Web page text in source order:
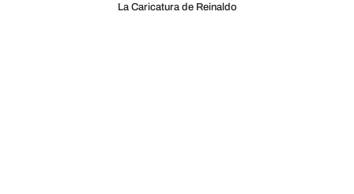
La Caricatura de Reinaldo